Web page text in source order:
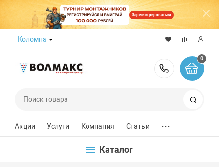
Зарегистрироваться
Коломна
8 (800)
0
Акции Услуги Компания Статьи ...
Каталог